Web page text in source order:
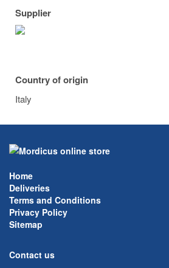
Supplier
Country of origin
Italy
Home
Deliveries
Terms and Conditions
Privacy Policy
Sitemap
Contact us